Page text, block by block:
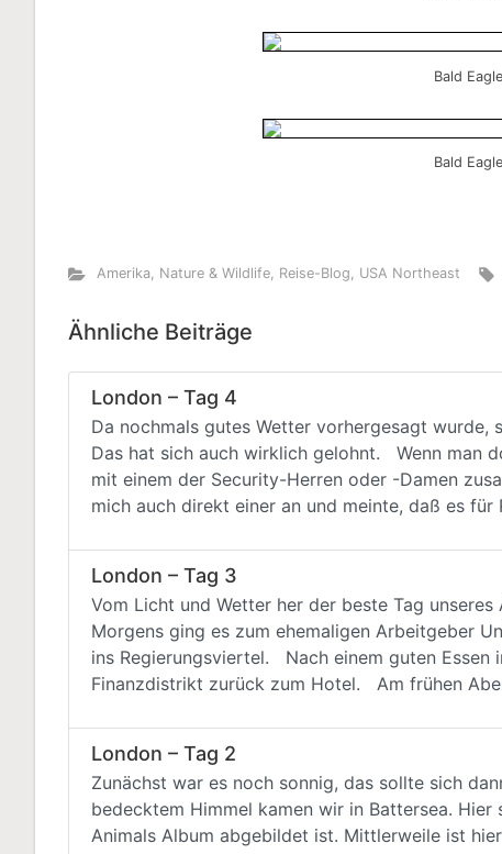
Bald
Bald
Amerika, Nature & Wildlife, Reise-Blog, USA Northeast
Ähnliche Beiträge
London – Tag 4
Da nochmals gutes Wetter vorhergesagt wurde,
Das hat sich auch wirklich gelohnt. Wenn man
mit einem der Security-Herren oder -Damen
mich auch direkt einer an und meinte, daß es
London – Tag 3
Vom Licht und Wetter her der beste Tag
Morgens ging es zum ehemaligen Arbeitgeber
ins Regierungsviertel. Nach einem guten Essen
Finanzdistrikt zurück zum Hotel. Am frühen
London – Tag 2
Zunächst war es noch sonnig, das sollte sich
bedecktem Himmel kamen wir in Battersea.
Animals Album abgebildet ist. Mittlerweile ist